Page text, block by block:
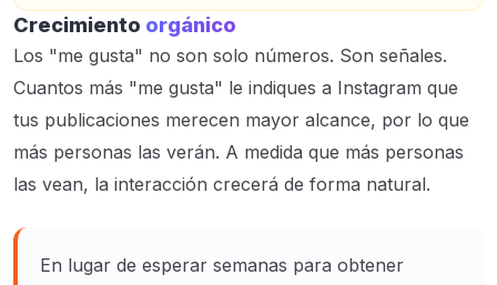
Crecimiento orgánico
Los "me gusta" no son solo números. Son señales.
Cuantos más "me gusta" le indiques a Instagram que
tus publicaciones merecen mayor alcance, por lo que
más personas las verán. A medida que más personas
las vean, la interacción crecerá de forma natural.
En lugar de esperar semanas para obtener